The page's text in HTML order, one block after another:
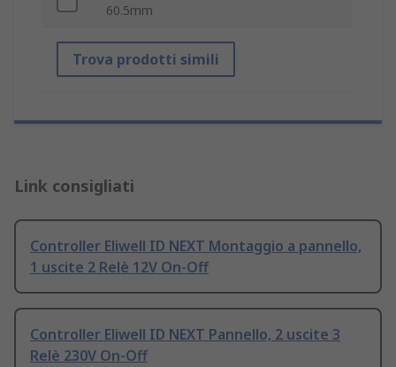
60.5mm
Trova prodotti simili
Link consigliati
Controller Eliwell ID NEXT Montaggio a pannello,
1 uscite 2 Relè 12V On-Off
Controller Eliwell ID NEXT Pannello, 2 uscite 3
Relè 230V On-Off